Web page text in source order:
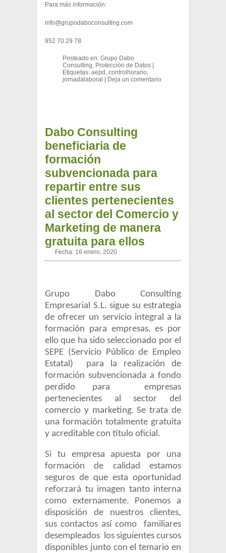
Para más información:
info@grupodaboconsulting.com
952 70 29 78
Posteado en: Grupo Dabo
Consulting, Protección de Datos
Etiquetas: aepd , controlhorario,
jornadalaboral
Deja un comentario
Dabo Consulting
beneficiaria de
formación
subvencionada para
repartir entre sus
clientes pertenecientes
al sector del Comercio y
Marketing de manera
gratuita para ellos
Fecha: 16 enero, 2020
Grupo Dabo Consulting
Empresarial S.L. sigue su estrategia
de ofrecer un servicio integral a la
formación para empresas, es por
ello que ha sido seleccionado por el
SEPE (Servicio Público de Empleo
Estatal) para la realización de
formación subvencionada a fondo
perdido para empresas
pertenecientes al sector del
comercio y marketing. Se trata de
una formación totalmente gratuita
y acreditable con título oficial.
Si tu empresa apuesta por una
formación de calidad estamos
seguros de que esta oportunidad
reforzará tu imagen tanto interna
como externamente. Ponemos a
disposición de nuestros clientes,
sus contactos así como familiares
desempleados los siguientes cursos
disponibles junto con el temario en